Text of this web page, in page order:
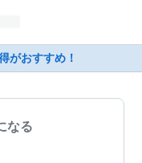
がおすすめ！
なる